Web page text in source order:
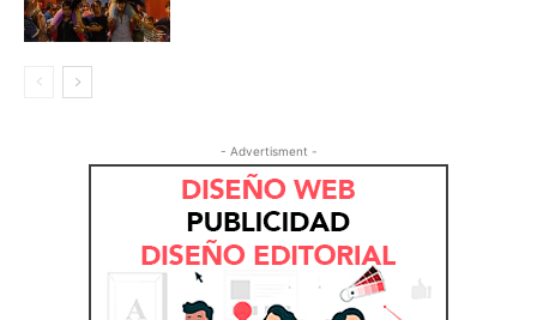
- Advertisment -